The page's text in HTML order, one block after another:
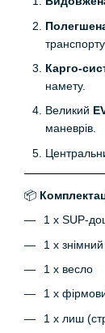
Карго-
намету.
Великий
маневрів.
📦
1 х SUP-
1 х
1 х весло
1 х
1 х лиш